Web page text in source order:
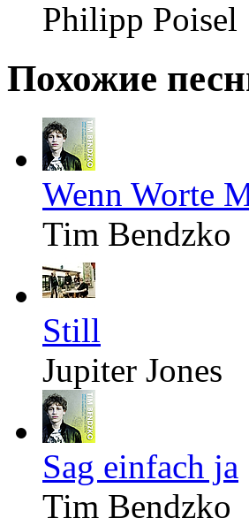
Philipp Poisel
Похожие
Wenn Worte
Tim Bendzko
Still
Jupiter Jones
Sag einfach ja
Tim Bendzko